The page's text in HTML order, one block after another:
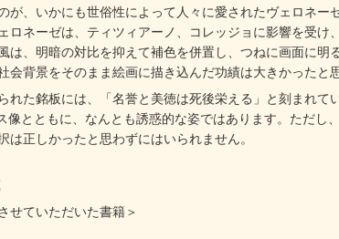
、いかにも世俗性によって人々に愛されたヴェロネー
ネーゼは、ティツィアーノ、コレッジョに影響を受け
は、明暗の対比を抑えて補色を併置し、つねに画面に明
背景をそのまま絵画に描き込んだ功績は大きかったと
た銘板には、「名誉と美徳は死後栄える」と刻まれて
像とともに、なんとも誘惑的な姿ではあります。ただし
正しかったと思わずにはいられません。
せていただいた書籍＞